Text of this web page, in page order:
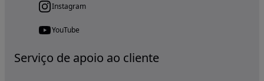
Instagram
YouTube
Serviço de apoio ao cliente